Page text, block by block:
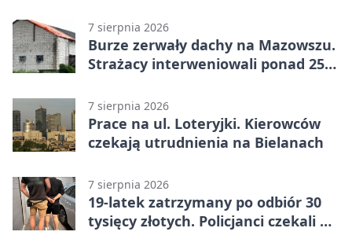
7 sierpnia 2026
Burze zerwały dachy na Mazowszu.
Strażacy interweniowali ponad 250
7 sierpnia 2026
Prace na ul. Loteryjki. Kierowców
czekają utrudnienia na Bielanach
7 sierpnia 2026
19-latek zatrzymany po odbiór 30
tysięcy złotych. Policjanci czekali w